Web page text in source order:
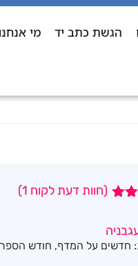
הגשת כתב יד מי
של
(חוות דעת לקוח 1
)
חדשים על המדף, חודש הספר